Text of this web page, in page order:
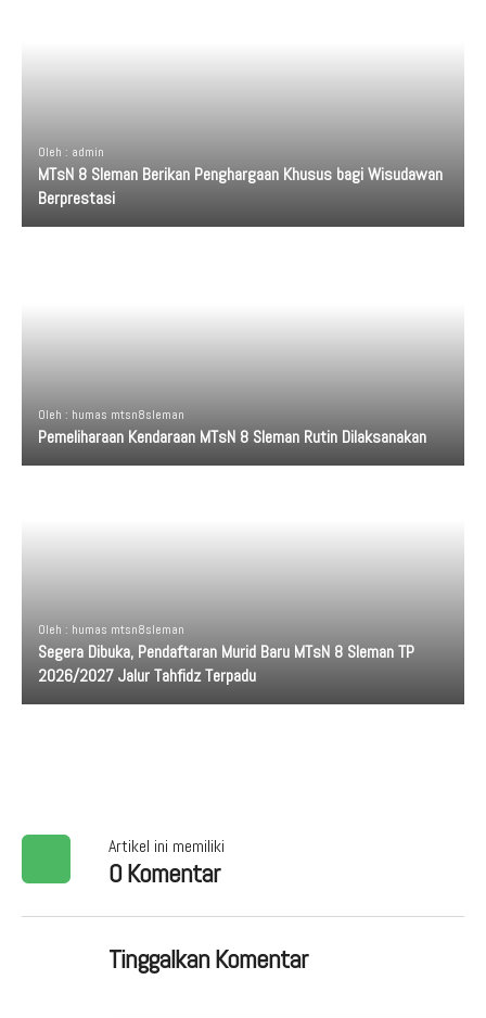
Oleh : admin
MTsN 8 Sleman Berikan Penghargaan Khusus bagi Wisudawan
Berprestasi
Oleh : humas mtsn8sleman
Pemeliharaan Kendaraan MTsN 8 Sleman Rutin Dilaksanakan
Oleh : humas mtsn8sleman
Segera Dibuka, Pendaftaran Murid Baru MTsN 8 Sleman TP
2026/2027 Jalur Tahfidz Terpadu
Artikel ini memiliki
0 Komentar
Tinggalkan Komentar